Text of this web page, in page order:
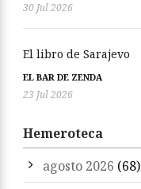
30 Jul 2026
El libro de Sarajevo
EL BAR DE ZENDA
23 Jul 2026
Hemeroteca
agosto 2026 (68)